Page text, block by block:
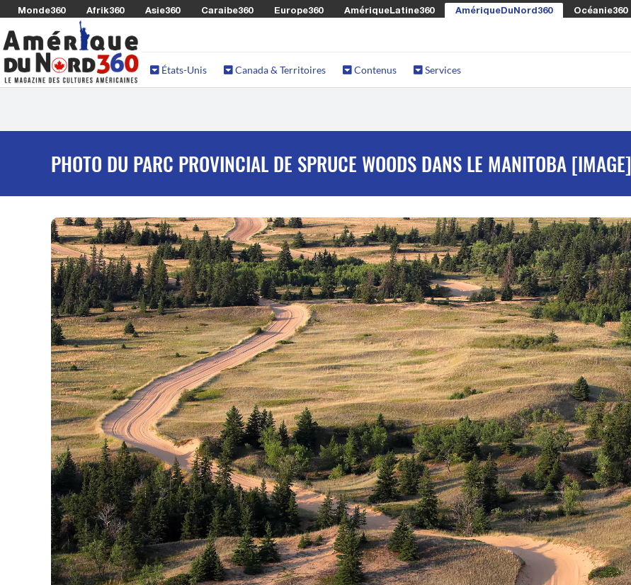
Monde360 Afrik360 Asie360 Caraibe360 Europe360 AmériqueLatine360 AmériqueDuNord360 Océanie360
États-Unis Canada & Territoires Contenus Services
PHOTO DU PARC PROVINCIAL DE SPRUCE WOODS DANS LE MANITOBA [IMAGE]